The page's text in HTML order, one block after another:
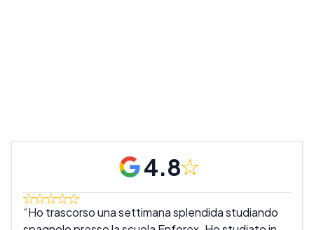
4.8
Ho trascorso una settimana splendida studiando